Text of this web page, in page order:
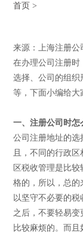
首页 >
来源：上海注册公
在办理公司注册时
选择、公司的组
等，下面小编给大
一、注册公司时怎
公司注册地址的
且，不同的行政
区税收管理是比
格的，所以，总
以坚守不必要的
之后，不要轻易
比较麻烦的。而